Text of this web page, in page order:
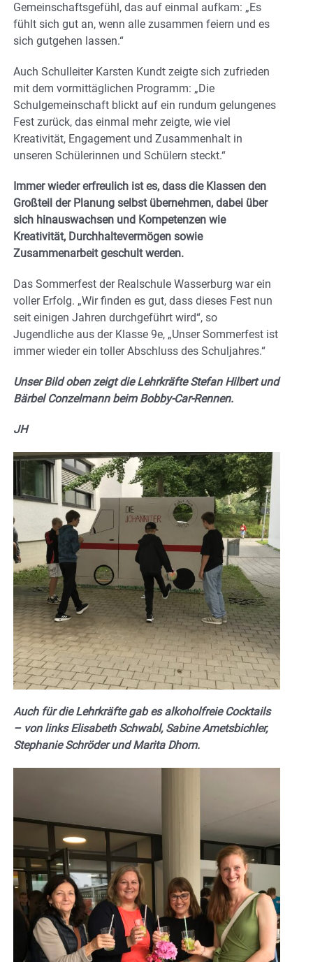
Gemeinschaftsgefühl, das auf einmal aufkam: „Es
fühlt sich gut an, wenn alle zusammen feiern und es
sich gutgehen lassen.“
Auch Schulleiter Karsten Kundt zeigte sich zufrieden
mit dem vormittäglichen Programm: „Die
Schulgemeinschaft blickt auf ein rundum gelungenes
Fest zurück, das einmal mehr zeigte, wie viel
Kreativität, Engagement und Zusammenhalt in
unseren Schülerinnen und Schülern steckt.“
Immer wieder erfreulich ist es, dass die Klassen den
Großteil der Planung selbst übernehmen, dabei über
sich hinauswachsen und Kompetenzen wie
Kreativität, Durchhaltevermögen sowie
Zusammenarbeit geschult werden.
Das Sommerfest der Realschule Wasserburg war ein
voller Erfolg. „Wir finden es gut, dass dieses Fest nun
seit einigen Jahren durchgeführt wird“, so
Jugendliche aus der Klasse 9e, „Unser Sommerfest ist
immer wieder ein toller Abschluss des Schuljahres.“
Unser Bild oben zeigt die Lehrkräfte Stefan Hilbert und
Bärbel Conzelmann beim Bobby-Car-Rennen.
JH
Auch für die Lehrkräfte gab es alkoholfreie Cocktails
– von links Elisabeth Schwabl, Sabine Ametsbichler,
Stephanie Schröder und Marita Dhom.